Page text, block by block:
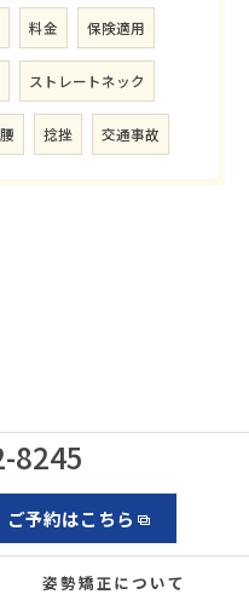
料金 保険適用
ストレートネック
捻挫 交通事故
8245
ご予約はこちら
姿勢矯正について